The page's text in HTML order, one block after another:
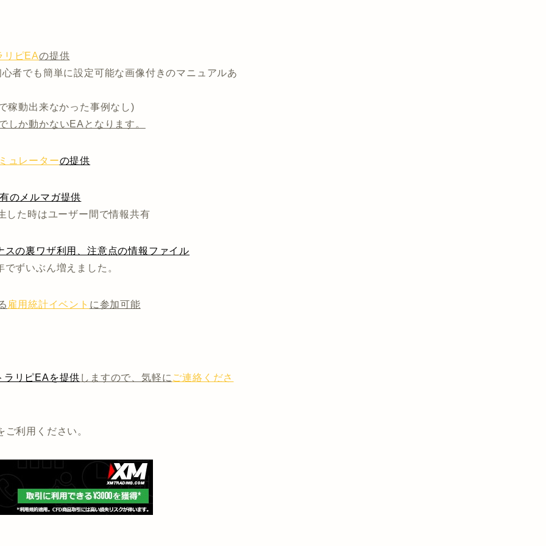
リピEAの提供
者でも簡単に設定可能な画像付きのマニュアルあ
稼動出来なかった事例なし)
しか動かないEAとなります。
ュレーターの提供
のメルマガ提供
た時はユーザー間で情報共有
の裏ワザ利用、注意点の情報ファイル
ずいぶん増えました。
雇用統計イベント に参加可能
ラリピEAを提供 しますので、気軽に ご連絡くださ
ご利用ください。